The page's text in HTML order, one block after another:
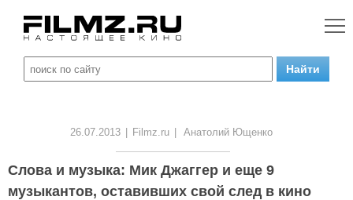
26.07.2013 Filmz.ru Анатолий Ющенко
Слова и музыка: Мик Джаггер и еще 9
музыкантов, оставивших свой след в кино